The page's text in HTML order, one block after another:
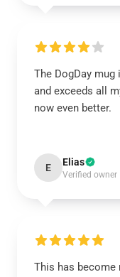
The DogDay mug
and exceeds all
now even better.
E Elias
Verified owner
This has become